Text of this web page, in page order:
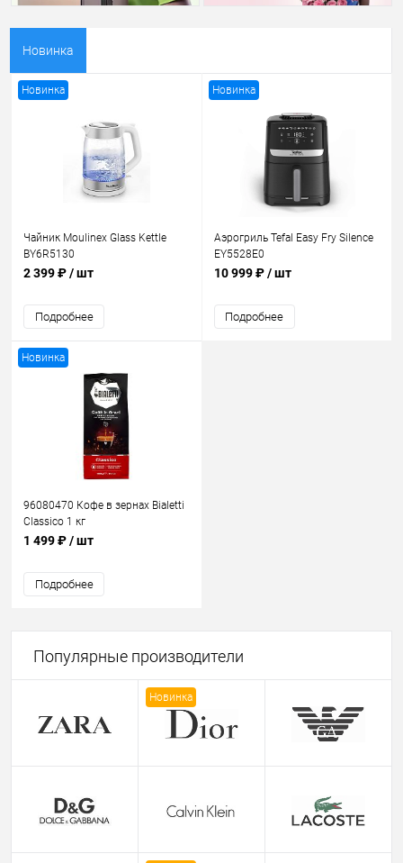
Новинка
Новинка
Чайник Moulinex Glass Kettle
BY6R5130
2 399 ₽/ шт
Подробнее
Новинка
Аэрогриль Tefal Easy Fry Silence
EY5528E0
10 999 ₽/ шт
Подробнее
Новинка
96080470 Кофе в зернах Bialetti
Classico 1 кг
1 499 ₽/ шт
Подробнее
Популярные производители
Новинка